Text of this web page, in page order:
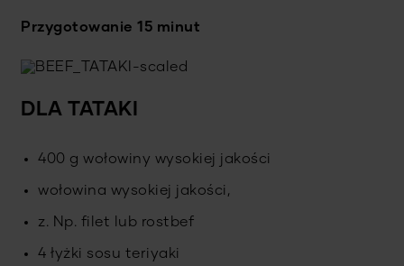
Przygotowanie 15 minut
DLA TATAKI
400 g wołowiny wysokiej jakości
wołowina wysokiej jakości,
z. Np. filet lub rostbef
4 łyżki sosu teriyaki